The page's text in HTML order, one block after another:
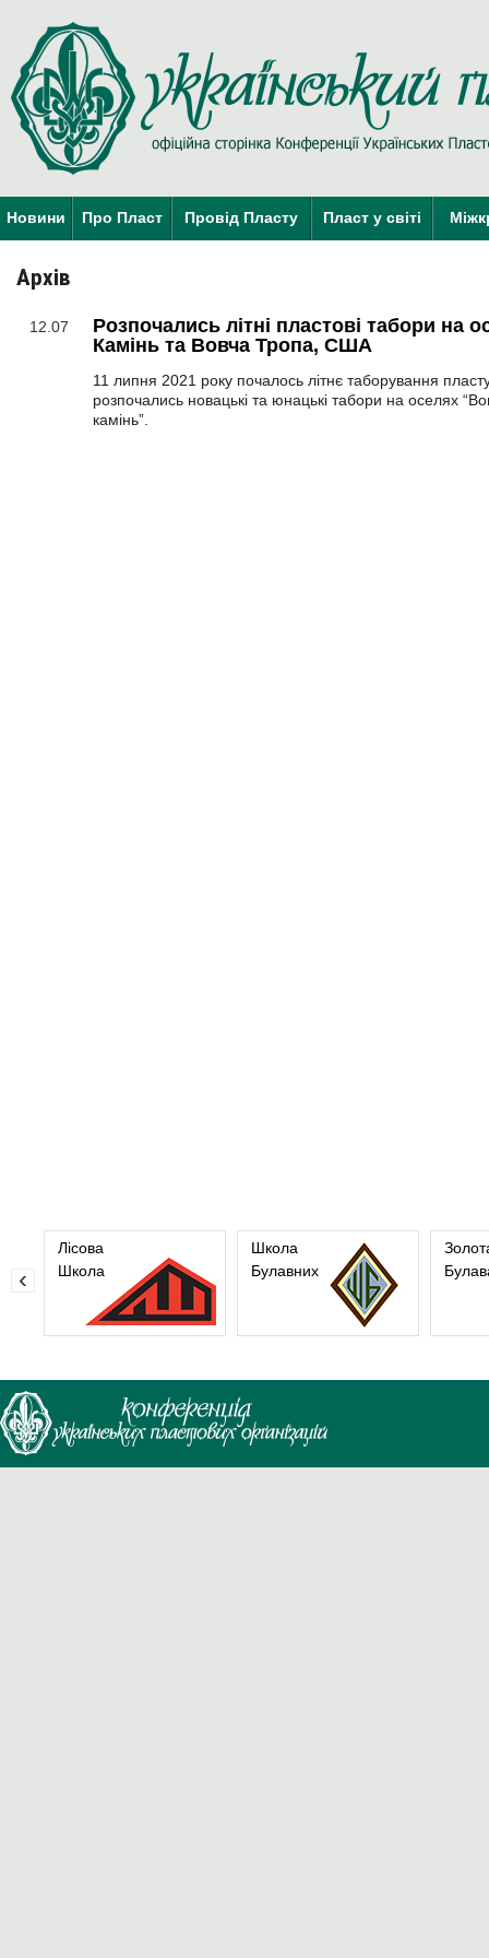
Новини Про Пласт Провід Пласту Пласт у світі
Архів
12.07
Розпочались літні пластові табори на
Камінь та Вовча Тропа, США
11 липня 2021 року почалось літнє таборування
розпочались новацькі та юнацькі табори на оселях
камінь”.
Лісова
Школа
Школа
Булавних
‹